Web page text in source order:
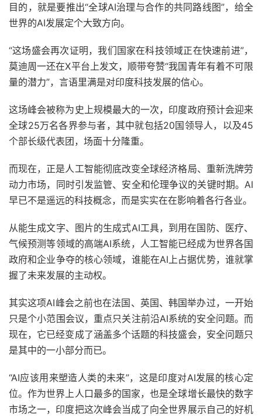
目的，就是要推出“全球AI治理与合作的共同路线图”，给全
世界的AI发展定个大致方向。
“这场盛会再次证明，我们国家在科技领域正在快速前进”，
莫迪周一还在X平台上发文，顺带夸赞“我国青年有着不可限
量的潜力”，言语里满是对印度科技发展的信心。
这场峰会被称为史上规模最大的一次，印度政府预计会迎来
全球25万名各界参与者，其中就包括20国领导人，以及45
个部长级代表团，场面十分隆重。
而现在，正是人工智能彻底改变全球经济格局、重新洗牌劳
动力市场，同时引发监管、安全和伦理争议的关键时期。AI
早已不是遥远的科技概念，而是实实在在影响着各行各业。
从能生成文字、图片的生成式AI工具，到用在国防、医疗、
气候预测等领域的高端AI系统，人工智能已经成为世界各国
政府和企业争夺的核心领域，谁能在AI上占据优势，谁就掌
握了未来发展的主动权。
其实这项AI峰会之前也在法国、英国、韩国举办过，一开始
只是个小范围会议，重点只关注前沿AI系统的安全问题。而
现在，它已经变成了涵盖多个话题的科技盛会，安全问题只
是其中的一小部分而已。
“AI应该用来塑造人类的未来”，这是印度对AI发展的核心定
位。作为世界上人口最多的国家，也是全球增长最快的数字
市场之一，印度把这次峰会当成了向全世界展示自己的好机